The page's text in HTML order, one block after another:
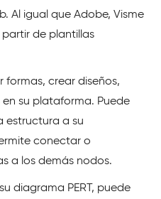
Al igual que Adobe, Visme
partir de plantillas
formas, crear diseños,
su plataforma. Puede
estructura a su
conectar o
a los demás nodos.
diagrama PERT, puede